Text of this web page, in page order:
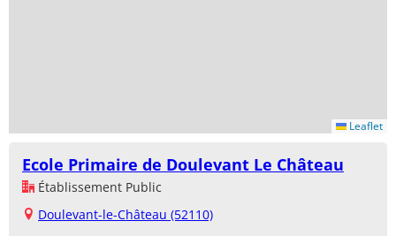
Leaflet
Ecole Primaire de Doulevant Le Château
Établissement Public
Doulevant-le-Château (52110)